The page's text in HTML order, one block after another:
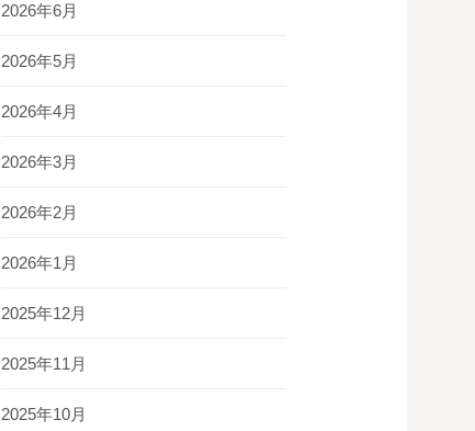
2026年6月
2026年5月
2026年4月
2026年3月
2026年2月
2026年1月
2025年12月
2025年11月
2025年10月